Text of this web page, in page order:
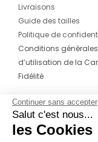
Livraisons
Guide des tailles
Politique de
Conditions générales
d’utilisation de la
Fidélité
CONTACT
04 42 20 78 42
Continuer sans accepter
Salut c'est nous...
les Cookies